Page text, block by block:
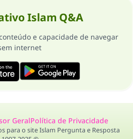
Islam Q&A
e capacidade de navegar
internet
GeralPolítica de Privacidade
para o site Islam Pergunta e Resposta